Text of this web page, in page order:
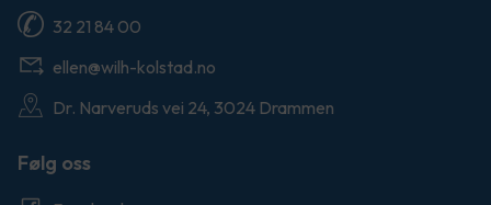
32 21 84 00
ellen@wilh-kolstad.no
Dr. Narveruds vei 24, 3024 Drammen
Følg oss